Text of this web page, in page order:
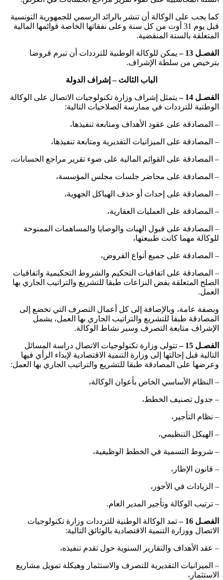
كما يجب على الوكالة أن تنشر بالرائد الرسمي للجمهورية التونسية
قبل يوم 31 أوت من كل سنة وعلى نفقاتها الخاصة قوائمها المالية
المتعلقة بالسنة المنقضية.
الفصـل 13 –
يمكن للوكالة الوطنية للترددات أن تبرم قروضا
بترخيص من سلطة الإشراف.
الباب الثالث – إشراف الدولة
الفصـل 14 –
يتمثل إشراف وزارة تكنولوجيات الاتصال على الوكالة
الوطنية للترددات في ممارسة الصلاحيات التالية:
– المصادقة على عقود الأهداف ومتابعة تنفيذها،
– المصادقة على الميزانيات التقديرية ومتابعة تنفيذها،
– المصادقة على القوائم المالية على ضوء تقرير مراجع الحسابات،
– المصادقة على محاضر جلسات مجلس المؤسسة،
– المصادقة على إحداث أو حذف الهياكل الجهوية،
– المصادقة على العمليات العقارية،
– المصادقة على قبول الهبات والوصايا والمساهمات الممنوحة
للوكالة مهما كانت طبيعتها،
– المصادقة على جميع أنواع القروض،
– المصادقة على اتفاقيات التحكيم والشروط التحكيمية واتفاقيات
الصلح المتعلقة بفض النزاعات طبقا للتشريع والتراتيب الجاري بها
العمل.
وبصفة عامة، وبالإضافة إلى كل أعمال التصرف التي تخضع إلى
المصادقة طبقا للتشريع والتراتيب الجاري بها العمل، يشمل
الإشراف متابعة التصرف وسير نشاط الوكالة.
الفصـل 15 –
تتولى وزارة تكنولوجيات الاتصال دراسة المسائل
التالية قبل إحالتها إلى وزارة التنمية الاقتصادية لإبداء الرأي فيها
وعرضها على المصادقة طبقا للتشريع والتراتيب الجاري بها العمل:
– النظام الأساسي الخاص بأعوان الوكالة،
– جدول تصنيف الخطط،
– نظام التأجير،
– الهيكل التنظيمي،
– شروط التسمية في الخطط الوظيفية،
– قانون الإطار،
– الزيادات في الأجور،
– ترتيب الوكالة وتأجير المدير العام.
الفصـل 16 –
تمد الوكالة الوطنية للترددات وزارة تكنولوجيات
الاتصال ووزارة التنمية الاقتصادية بالوثائق التالية:
– عقد الأهداف والتقارير السنوية حول تقدم تنفيذه،
– الميزانيات التقديرية للتصرف والاستثمار وهيكلة تمويل مشاريع
الاستثمار،